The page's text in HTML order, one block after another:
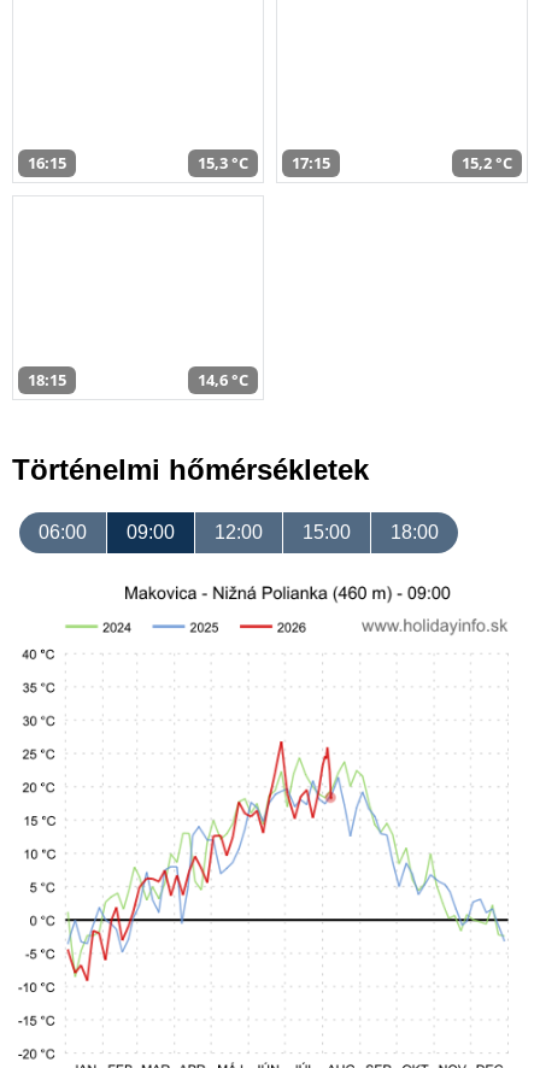
16:15 15,3 °C 17:15 15,2 °C
18:15 14,6 °C
Történelmi hőmérsékletek
06:00 09:00 12:00 15:00 18:00